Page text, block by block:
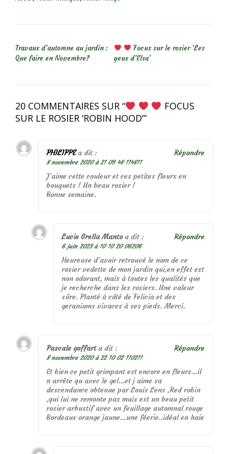
Travaux d’automne au jardin :
Que faire en Novembre?
Focus sur le rosier ‘Les
yeux d’Elsa’
20 COMMENTAIRES SUR “
FOCUS
SUR LE ROSIER ‘ROBIN HOOD’”
PHILIPPE a dit :
8 novembre 2020 à 21 09 48 114811
J’aime cette couleur et ces petites fleurs en
bouquets ! Un beau rosier !
Bonne semaine.
Répondre
Lucie Grella Manto a dit :
6 juin 2023 à 10 10 20 06206
Heureuse d’avoir retrouvé le nom de ce
rosier vedette de mon jardin qui,en effet est
non odorant, mais à toutes les qualités que
je recherche dans les rosiers. Une valeur
sûre. Planté à côté de Felicia et des
geraniums vivaces à ses pieds. Merci.
Répondre
Pascale goffart a dit :
8 novembre 2020 à 22 10 02 110211
Et bien ce petit grimpant est encore en fleurs…il
n arrête qu avec le gel…et j aime sa
descendance obtenue par Louis Lens ,Red robin
,qui lui ne remonte pas mais est un beau petit
rosier arbustif avec un feuillage automnal rouge
Bordeaux orange jaune…une féerie..idéal en haie
Répondre